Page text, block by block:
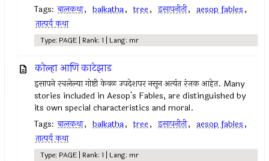
Tags: बालकथा, balkatha, tree, इसापनीती, aesop fables,
तात्पर्य कथा
Type: PAGE | Rank: 1 | Lang: mr
कोल्हा आणि काटेझाड
इसापने रचलेल्या गोष्टी केवळ उपदेशपर नसून अत्यंत रंजक आहेत. Many
stories included in Aesop's Fables, are distinguished by
its own special characteristics and moral.
Tags: बालकथा, balkatha, tree, इसापनीती, aesop fables,
तात्पर्य कथा
Type: PAGE | Rank: 1 | Lang: mr